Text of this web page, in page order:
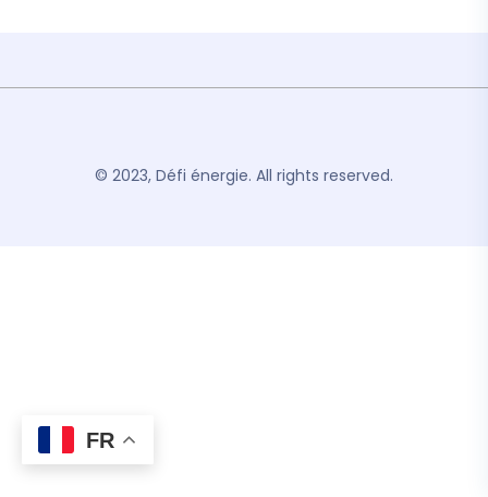
© 2023, Défi énergie. All rights reserved.
FR